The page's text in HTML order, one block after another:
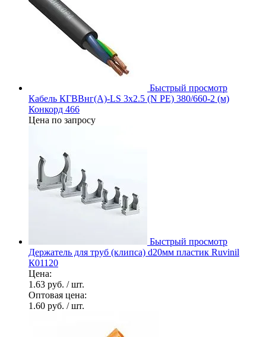
Быстрый просмотр
Кабель КГВВнг(А)-LS 3х2.5 (N PE) 380/660-2 (м)
Конкорд 466
Цена по запросу
Быстрый просмотр
Держатель для труб (клипса) d20мм пластик Ruvinil
К01120
Цена:
1.63 руб. / шт.
Оптовая цена:
1.60 руб. / шт.